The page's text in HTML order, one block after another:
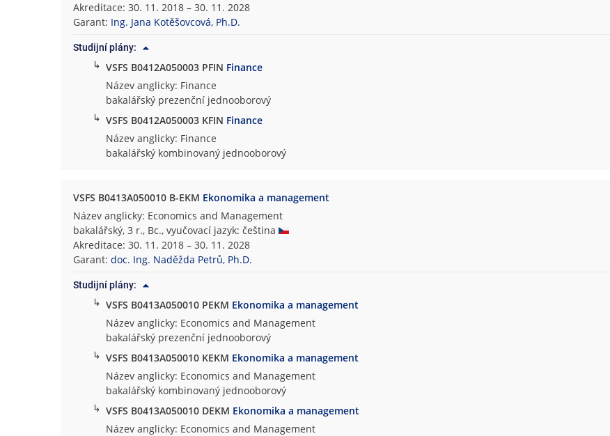
Akreditace: 30. 11. 2018 – 30. 11. 2028
Garant: Ing. Jana Kotěšovcová, Ph.D.
Studijní plány:
↳ VSFS B0412A050003 PFIN Finance
Název anglicky: Finance
bakalářský prezenční jednooborový
↳ VSFS B0412A050003 KFIN Finance
Název anglicky: Finance
bakalářský kombinovaný jednooborový
VSFS B0413A050010 B-EKM Ekonomika a management
Název anglicky: Economics and Management
bakalářský, 3 r., Bc., vyučovací jazyk: čeština
Akreditace: 30. 11. 2018 – 30. 11. 2028
Garant:doc. Ing. Naděžda Petrů, Ph.D.
Studijní plány:
↳ VSFS B0413A050010 PEKM Ekonomika a management
Název anglicky: Economics and Management
bakalářský prezenční jednooborový
↳ VSFS B0413A050010 KEKM Ekonomika a management
Název anglicky: Economics and Management
bakalářský kombinovaný jednooborový
↳ VSFS B0413A050010 DEKM Ekonomika a management
Název anglicky: Economics and Management